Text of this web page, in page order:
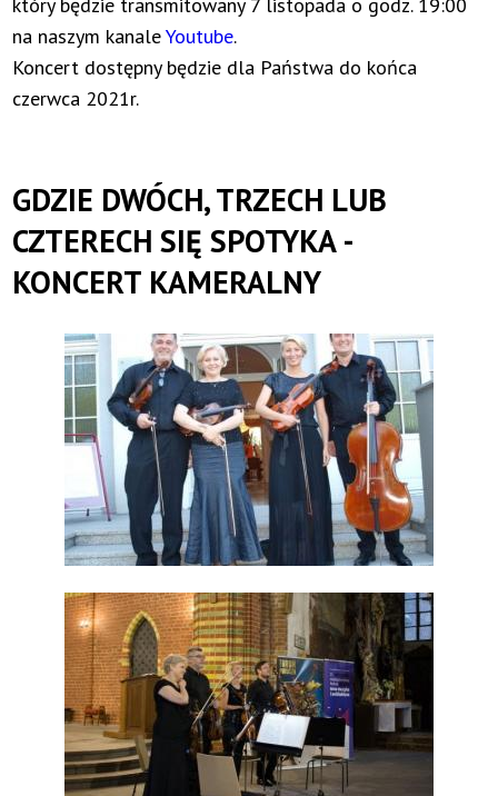
na naszym kanaleYoutube.
Koncert dostępny będzie dla Państwa do końca
czerwca 2021r.
GDZIE DWÓCH, TRZECH LUB
CZTERECH SIĘ SPOTYKA -
KONCERT KAMERALNY